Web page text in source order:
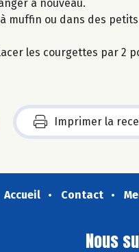
à nouveau.
muffin ou dans des
les courgettes par 2
Imprimer la
Accueil Contact
Nous